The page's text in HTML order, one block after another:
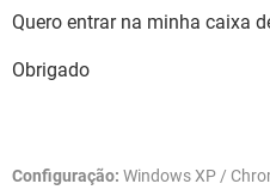
OUTLOOK
Quero entrar na minha caixa
Obrigado
Configuração: Windows XP /